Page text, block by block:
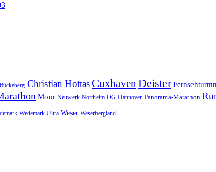
Bückeberg Christian HottasCuxhaven Deister
Moor Neuwerk Northeim OG-Hannover Panorama-Marathon
Wedemark Ultra Weser Weserbergland